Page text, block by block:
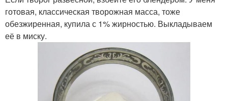
готовая, классическая творожная масса, тоже
обезжиренная, купила с 1% жирностью. Выкладываем
её в миску.